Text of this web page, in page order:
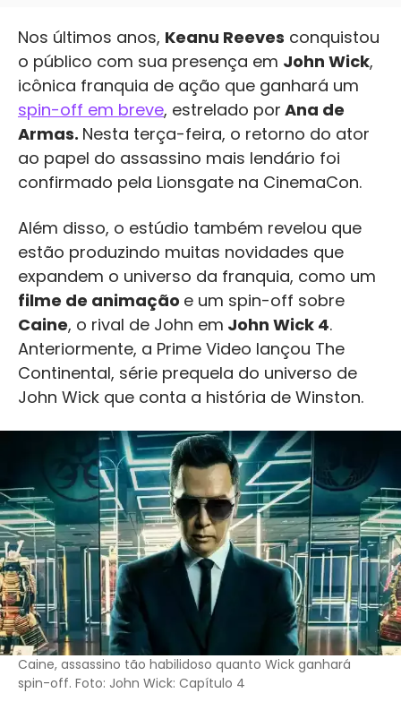
Nos últimos anos, Keanu Reeves conquistou
o público com sua presença em John Wick,
icônica franquia de ação que ganhará um
spin-off em breve, estrelado por Ana de
Armas. Nesta terça-feira, o retorno do ator
ao papel do assassino mais lendário foi
confirmado pela Lionsgate na CinemaCon.
Além disso, o estúdio também revelou que
estão produzindo muitas novidades que
expandem o universo da franquia, como um
filme de animação e um spin-off sobre
Caine, o rival de John em John Wick 4.
Anteriormente, a Prime Video lançou The
Continental, série prequela do universo de
John Wick que conta a história de Winston.
Caine, assassino tão habilidoso quanto Wick ganhará
spin-off. Foto: John Wick: Capítulo 4